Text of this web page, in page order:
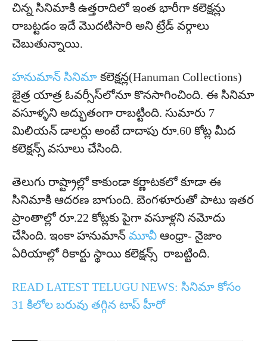
చిన్న సినిమాకి ఉత్తరాదిలో ఇంత భారీగా కలెక్షన్లు
రాబట్టడం ఇదే మొదటిసారి అని ట్రేడ్ వర్గాలు
చెబుతున్నాయి.
హనుమాన్ సినిమా కలెక్షన్ల(Hanuman Collections)
జైత్ర యాత్ర ఓవర్సీస్‌లోనూ కొనసాగించింది. ఈ సినిమా
వసూళ్ళని అద్భుతంగా రాబట్టింది. సుమారు 7
మిలియన్ డాలర్లు అంటే దాదాపు రూ.60 కోట్ల మీద
కలెక్షన్స్ వసూలు చేసింది.
తెలుగు రాష్ట్రాల్లో కాకుండా కర్ణాటకలో కూడా ఈ
సినిమాకి ఆదరణ బాగుంది. బెంగళూరుతో పాటు ఇతర
ప్రాంతాల్లో రూ.22 కోట్లకు పైగా వసూళ్లని నమోదు
చేసింది. ఇంకా హనుమాన్ మూవీ ఆంధ్రా- నైజాం
ఏరియాల్లో రికార్టు స్థాయి కలెక్షన్స్ రాబట్టింది.
READ LATEST TELUGU NEWS: సినిమా కోసం
31 కిలోల బరువు తగ్గిన టాప్ హీరో